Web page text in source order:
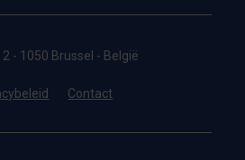
2 - 1050 Brussel - België
Contact